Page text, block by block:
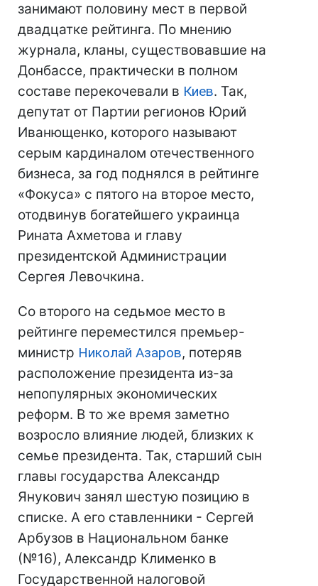
занимают половину мест в первой
двадцатке рейтинга. По мнению
журнала, кланы, существовавшие на
Донбассе, практически в полном
составе перекочевали в Киев. Так,
депутат от Партии регионов Юрий
Иванющенко, которого называют
серым кардиналом отечественного
бизнеса, за год поднялся в рейтинге
«Фокуса» с пятого на второе место,
отодвинув богатейшего украинца
Рината Ахметова и главу
президентской Администрации
Сергея Левочкина.
Со второго на седьмое место в
рейтинге переместился премьер-
министр Николай Азаров, потеряв
расположение президента из-за
непопулярных экономических
реформ. В то же время заметно
возросло влияние людей, близких к
семье президента. Так, старший сын
главы государства Александр
Янукович занял шестую позицию в
списке. А его ставленники - Сергей
Арбузов в Национальном банке
(№16), Александр Клименко в
Государственной налоговой